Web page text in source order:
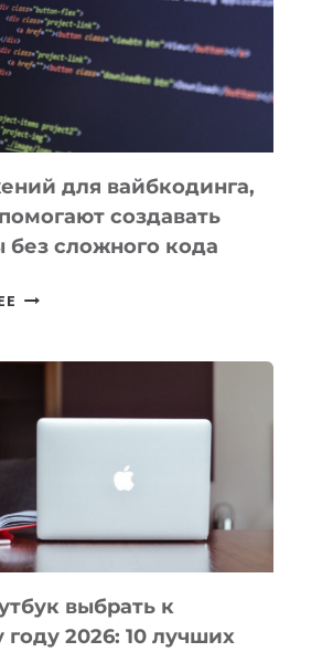
ДЛЯ
РАБОТЫ
для вайбкодинга,
создавать
без сложного кода
ПОМОГАЮТ
СОЗДАВАТЬ
БЕЗ
СЛОЖНОГО
КОДА
выбрать к
2026: 10 лучших